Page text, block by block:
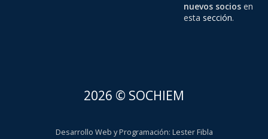
nuevos sociosen
esta sección.
2026 © SOCHIEM
Desarrollo Web y Programación: Lester Fibla